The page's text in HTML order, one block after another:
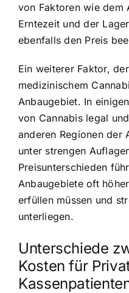
von Faktoren wie dem
Erntezeit und der
ebenfalls den Preis
Ein weiterer Faktor,
medizinischem
Anbaugebiet. In
von Cannabis legal
anderen Regionen der
unter strengen
Preisunterschieden
Anbaugebiete oft
erfüllen müssen und
unterliegen.
Unterschiede
Kosten für